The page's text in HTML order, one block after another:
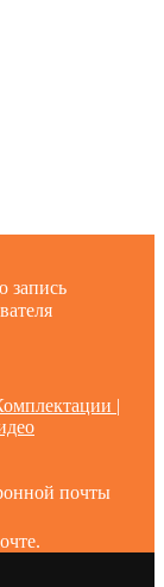
запись
|
почты